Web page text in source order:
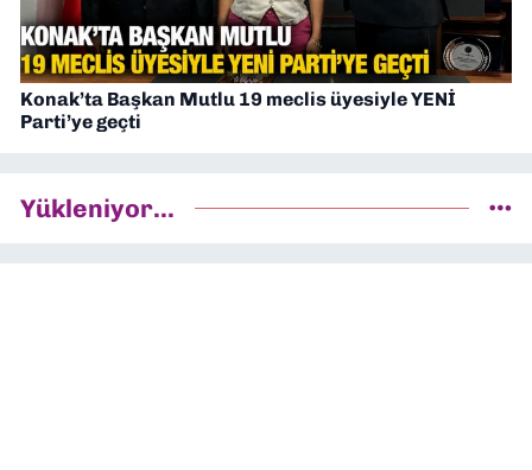
Konak’ta Başkan Mutlu 19 meclis üyesiyle YENİ
Parti’ye geçti
Yükleniyor...